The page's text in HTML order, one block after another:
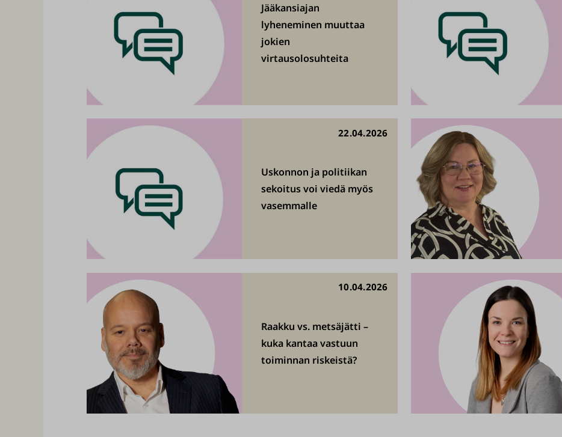
Jääkansiajan
lyheneminen muuttaa
jokien
virtausolosuhteita
Uskonnon ja politiikan
sekoitus voi viedä myös
vasemmalle
22.04.2026
Raakku vs. metsäjätti –
kuka kantaa vastuun
toiminnan riskeistä?
10.04.2026